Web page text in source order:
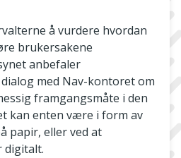
å vurdere hvordan
brukersakene
anbefaler
med Nav-kontoret om
framgangsmåte i den
kan enten være i form av
papir, eller ved at
digitalt.